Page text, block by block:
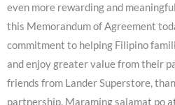
even more rewarding and
this Memorandum of Agreement
commitment to helping Filipino
and enjoy greater value from their
friends from Lander Superstore,
partnership. Maraming salamat po